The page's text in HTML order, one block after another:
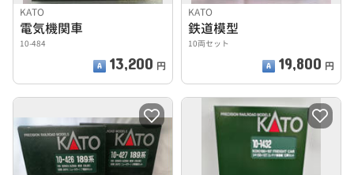
KATO
電気機関車
10-484
13,200 円
KATO
鉄道模型
10両セット
19,800 円